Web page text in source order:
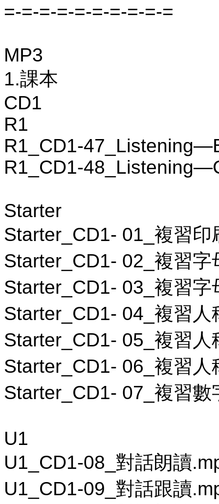
=-=-=-=-=-=-=-=-=-=
MP3
1.課本
CD1
R1
R1_CD1-
R1_CD1-
Starter
Starter_CD1- 01_複習
Starter_CD1- 02_複習字
Starter_CD1- 03_複習字
Starter_CD1- 04_複習
Starter_CD1- 05_複習
Starter_CD1- 06_複習
Starter_CD1- 07_複習數
U1
U1_CD1-08_對話朗讀
U1_CD1-09_對話跟讀